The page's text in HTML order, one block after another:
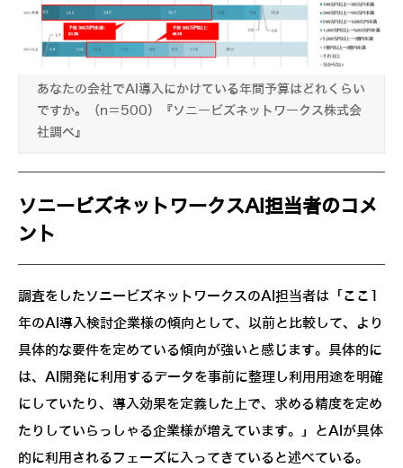
あなたの会社でAI導入にかけている年間予算はどれくらい
ですか。（n＝500）『ソニービズネットワークス株式会
社調べ』
ソニービズネットワークスAI担当者のコメ
ント
調査をしたソニービズネットワークスのAI担当者は「ここ1
年のAI導入検討企業様の傾向として、以前と比較して、より
具体的な要件を定めている傾向が強いと感じます。具体的に
は、AI開発に利用するデータを事前に整理し利用用途を明確
にしていたり、導入効果を定義した上で、求める精度を定め
たりしていらっしゃる企業様が増えています。」とAIが具体
的に利用されるフェーズに入ってきていると述べている。